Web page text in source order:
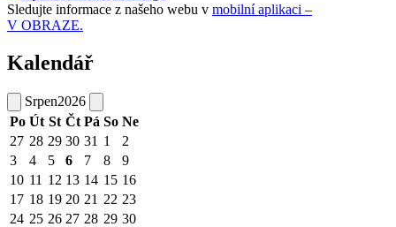
Sledujte informace z našeho webu v mobilní aplikaci –
V OBRAZE.
Kalendář
Srpen2026
Po Út St Čt Pá So Ne
27 28 29 30 31 1
2
3
4 5 6 7 8
9
10 11 12 13 14 15 16
17 18 19 20 21 22 23
24 25 26 27 28 29 30